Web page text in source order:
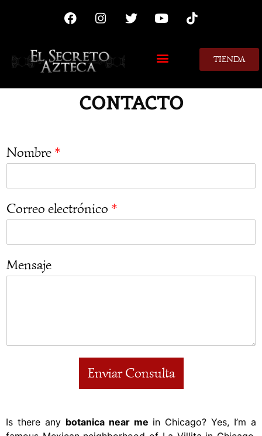
TIENDA
CONTACTO
Nombre *
Correo electrónico *
Mensaje
Enviar Consulta
Is there any botanica near me in Chicago? Yes, I’m a